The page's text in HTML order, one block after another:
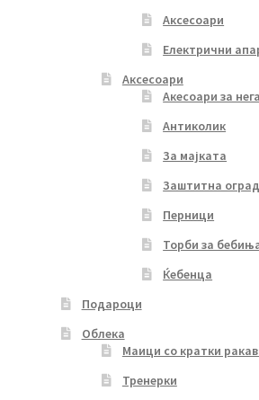
Аксесоари
Електрични
Аксесоари
Акесоари за
Антиколик
За мајката
Заштитна
Перници
Торби за
Ќебенца
Подароци
Облека
Маици со кратки
Тренерки